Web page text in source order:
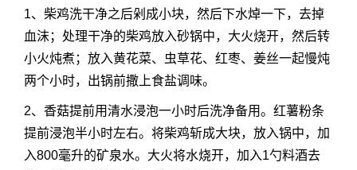
1、柴鸡洗干净之后剁成小块，然后下水焯一下，去掉
血沫；处理干净的柴鸡放入砂锅中，大火烧开，然后转
小火炖煮；放入黄花菜、虫草花、红枣、姜丝一起慢炖
两个小时，出锅前撒上食盐调味。
2、香菇提前用清水浸泡一小时后洗净备用。红薯粉条
提前浸泡半小时左右。将柴鸡斩成大块，放入锅中，加
入800毫升的矿泉水。大火将水烧开，加入1勺料酒去